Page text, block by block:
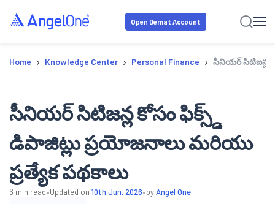
Open Demat Account
Home › Knowledge Center › Personal Finance › సీనియర్ సిటిజన్ల
సీనియర్ సిటిజన్ల కోసం ఫిక్స్డ్
డిపాజిట్లు ప్రయోజనాలు మరియు
ప్రత్యేక పథకాలు
6 min read•Updated on 10th Jun, 2026•byAngel One